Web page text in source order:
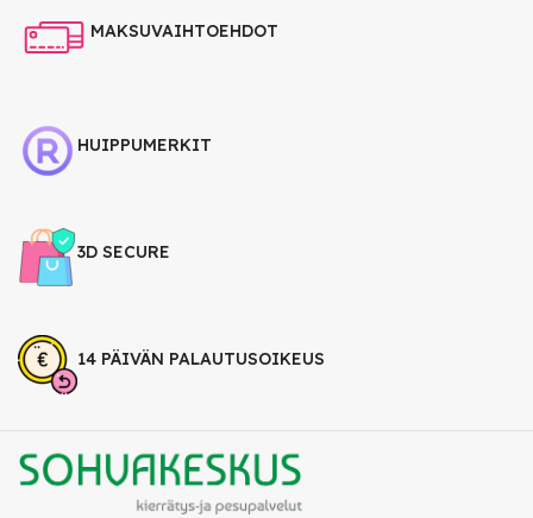
MAKSUVAIHTOEHDOT
HUIPPUMERKIT
3D SECURE
14 PÄIVÄN PALAUTUSOIKEUS